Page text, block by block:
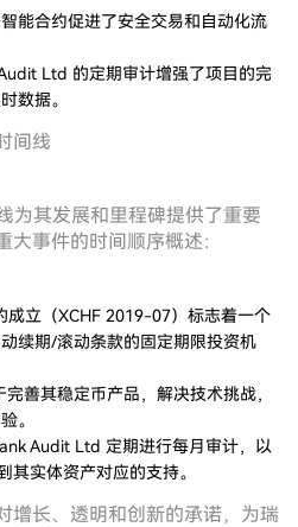
能合约促进了安全交易和自动化流
Ltd 的定期审计增强了项目的完
数据。
间线
为其发展和里程碑提供了重要
事件的时间顺序概述：
成立（XCHF 2019-07）标志着一个
续期/滚动条款的固定期限投资机
完善其稳定币产品，解决技术挑战，
。
Audit Ltd 定期进行每月审计，以
其实体资产对应的支持。
增长、透明和创新的承诺，为瑞